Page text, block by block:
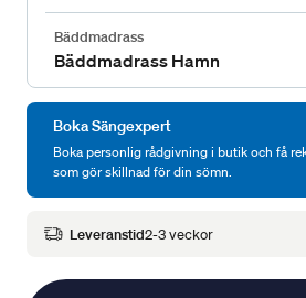
Bäddmadrass
Bäddmadrass Hamn
Boka Sängexpert
Boka personlig rådgivning i butik och få
som gör skillnad för din sömn.
Leveranstid2-3 veckor